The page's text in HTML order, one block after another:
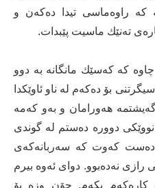
كه‌ راوه‌ماسی تیدا ده‌كه‌ن و
ته‌نێك ماسیت پێبدات.
كه‌ كه‌سێك مانگانه‌ به‌ دوو
بۆ ده‌كه‌م له‌ ناو ئاوێكدا
هه‌ورامان و به‌و كه‌مه‌
دووره‌ ده‌ستم له‌ گوندی
ده‌ست كه‌وت كه‌ سه‌ربانه‌كه‌ی
رازی نه‌ده‌بوو. دوای ئه‌وه‌ بیرم
بكه‌م. چۆن وزه‌ بۆ